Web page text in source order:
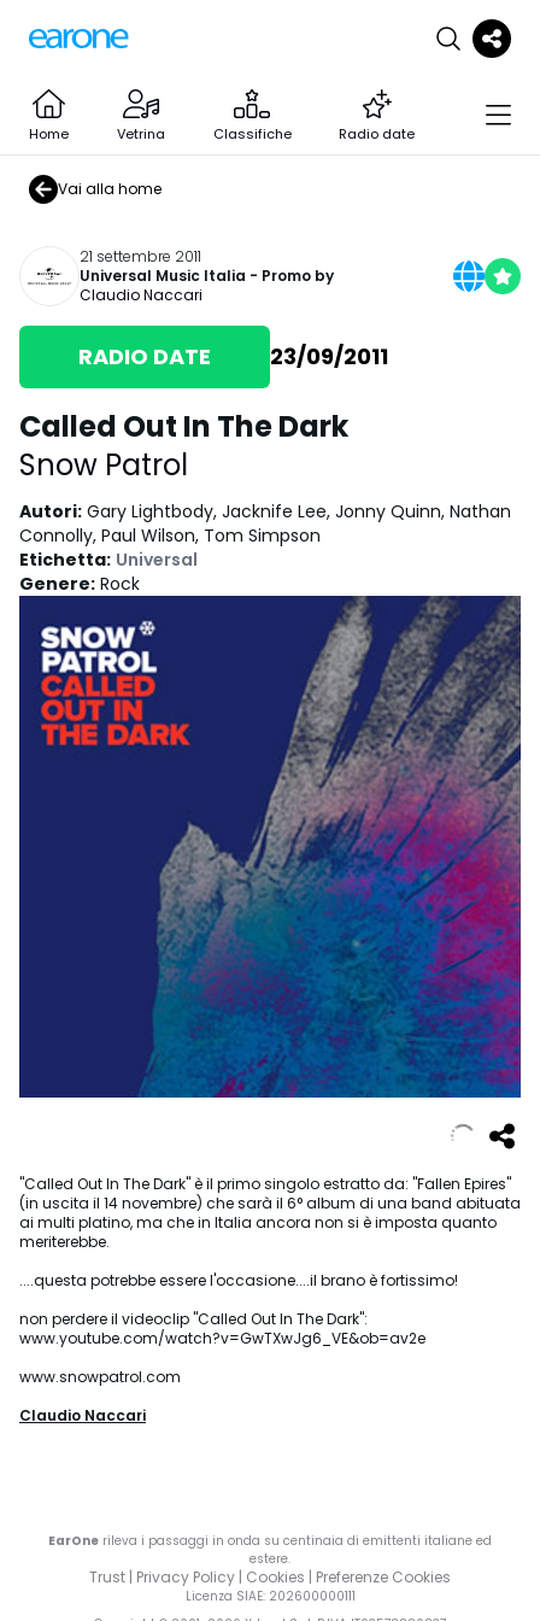
Home Vetrina Classifiche Radio date
Vai alla home
21 settembre 2011
Universal Music Italia - Promo by
Claudio Naccari
RADIO DATE 23/09/2011
Called Out In The Dark
Snow Patrol
Autori: Gary Lightbody, Jacknife Lee, Jonny Quinn, Nathan
Connolly, Paul Wilson, Tom Simpson
Etichetta: Universal
Genere: Rock
"Called Out In The Dark" è il primo singolo estratto da: "Fallen Epires"
(in uscita il 14 novembre) che sarà il 6° album di una band abituata
ai multi platino, ma che in Italia ancora non si è imposta quanto
meriterebbe.
....questa potrebbe essere l'occasione....il brano è fortissimo!
non perdere il videoclip "Called Out In The Dark":
www.youtube.com/watch?v=GwTXwJg6_VE&ob=av2e
www.snowpatrol.com
Claudio Naccari
EarOne rileva i passaggi in onda su centinaia di emittenti italiane ed
estere.
Trust | Privacy Policy | Cookies | Preferenze Cookies
Licenza SIAE: 202600000111